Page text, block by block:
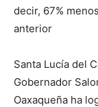
decir, 67%
anterior
Santa Lucía del
Gobernador
Oaxaqueña ha